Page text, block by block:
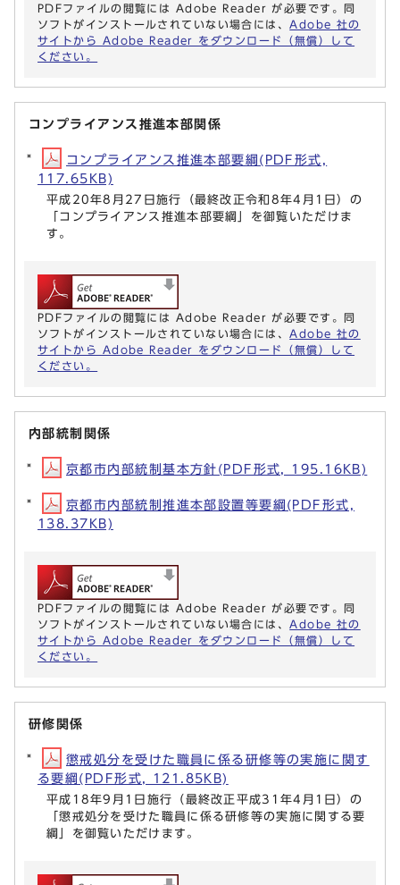
PDFファイルの閲覧には Adobe Reader が必要です。同
ソフトがインストールされていない場合には、 Adobe 社の
サイトから Adobe Reader をダウンロード（無償）して
ください。
コンプライアンス推進本部関係
コンプライアンス推進本部要綱(PDF形式,
117.65KB)
平成20年8月27日施行（最終改正令和8年4月1日）の
「コンプライアンス推進本部要綱」を御覧いただけま
す。
PDFファイルの閲覧には Adobe Reader が必要です。同
ソフトがインストールされていない場合には、 Adobe 社の
サイトから Adobe Reader をダウンロード（無償）して
ください。
内部統制関係
京都市内部統制基本方針(PDF形式, 195.16KB)
京都市内部統制推進本部設置等要綱(PDF形式,
138.37KB)
PDFファイルの閲覧には Adobe Reader が必要です。同
ソフトがインストールされていない場合には、 Adobe 社の
サイトから Adobe Reader をダウンロード（無償）して
ください。
研修関係
懲戒処分を受けた職員に係る研修等の実施に関す
る要綱(PDF形式, 121.85KB)
平成18年9月1日施行（最終改正平成31年4月1日）の
「懲戒処分を受けた職員に係る研修等の実施に関する要
綱」を御覧いただけます。